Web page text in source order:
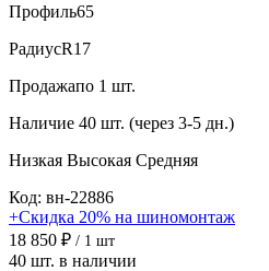
Профиль65
РадиусR17
Продажапо 1 шт.
Наличие 40 шт. (через 3-5 дн.)
Низкая Высокая Средняя
Код: вн-22886
+Скидка 20% на шиномонтаж
18 850 ₽ / 1 шт
40 шт. в наличии